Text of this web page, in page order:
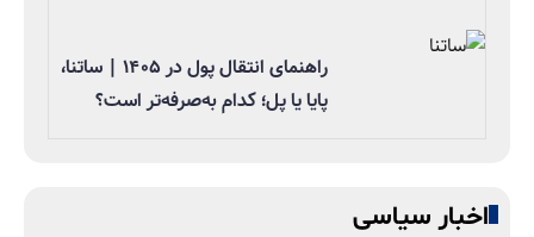
راهنمای انتقال پول در ۱۴۰۵ | ساتنا،
پایا یا پل؛ کدام به‌صرفه‌تر است؟
اخبار سیاسی